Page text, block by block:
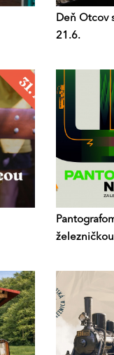
Deň Otcov
21.6.